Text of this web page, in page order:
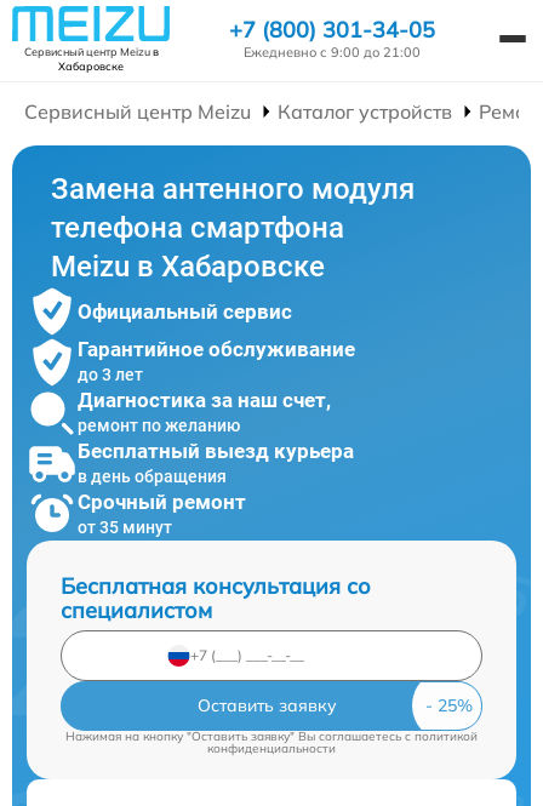
Сервисный центр Meizuв
Хабаровске
+7 (800) 301-34-05
Ежедневно с 9:00 до 21:00
Сервисный центр Meizu Каталог устройств
Замена антенного модуля
телефона смартфона
Meizu в Хабаровске
Официальный сервис
Гарантийное обслуживание
до 3 лет
Диагностика за наш счет,
ремонт по желанию
Бесплатный выезд курьера
в день обращения
Срочный ремонт
от 35 минут
Бесплатная консультация со
специалистом
Оставить заявку
Нажимая на кнопку "Оставить заявку" Вы соглашаетесь cполитикой
конфиденциальности